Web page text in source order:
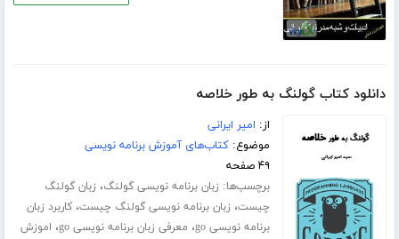
دانلود کتاب گولنگ به طور خلاصه
از: امیر ایرانی
موضوع:کتاب‌های آموزش برنامه نویسی
۴۹ صفحه
برچسب‌ها: زبان برنامه نویسی گولنگ، زبان گولنگ
چیست، زبان برنامه نویسی گولنگ چیست،کاربرد زبان
برنامه نویسی go
، معرفی زبان برنامه نویسی go ، اموزش